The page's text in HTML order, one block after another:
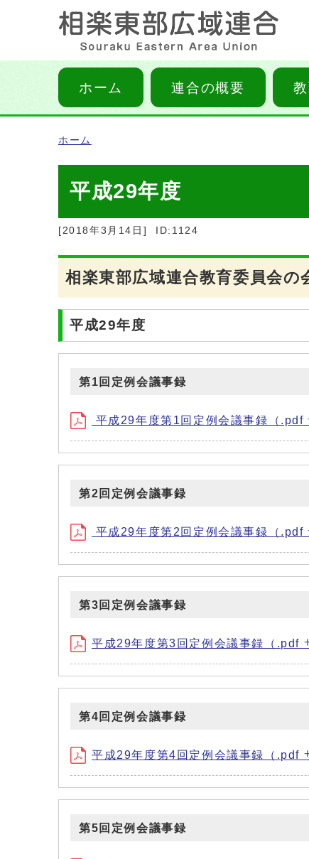
ホーム 連合の概要
ホーム
平成29年度
[2018年3月14日] ID:1124
相楽東部広域連合教育委員会の
平成29年度
第1回定例会議事録
平成29年度第1回定例会議事録（
第2回定例会議事録
平成29年度第2回定例会議事録（
第3回定例会議事録
平成29年度第3回定例会議事録（.pdf
第4回定例会議事録
平成29年度第4回定例会議事録（.pdf
第5回定例会議事録